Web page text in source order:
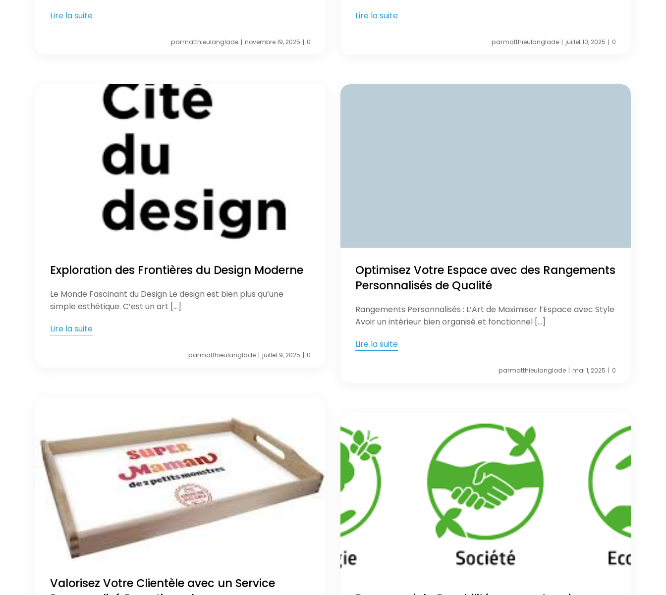
Lire la suite
parmatthieulanglade | novembre 19, 2025 | 0
Lire la suite
parmatthieulanglade | juillet 10, 2025 | 0
Exploration des Frontières du Design Moderne
Le Monde Fascinant du Design Le design est bien plus qu’une
simple esthétique. C’est un art […]
Lire la suite
parmatthieulanglade | juillet 9, 2025 | 0
Optimisez Votre Espace avec des Rangements
Personnalisés de Qualité
Rangements Personnalisés : L’Art de Maximiser l’Espace avec Style
Avoir un intérieur bien organisé et fonctionnel […]
Lire la suite
parmatthieulanglade | mai 1, 2025 | 0
Valorisez Votre Clientèle avec un Service